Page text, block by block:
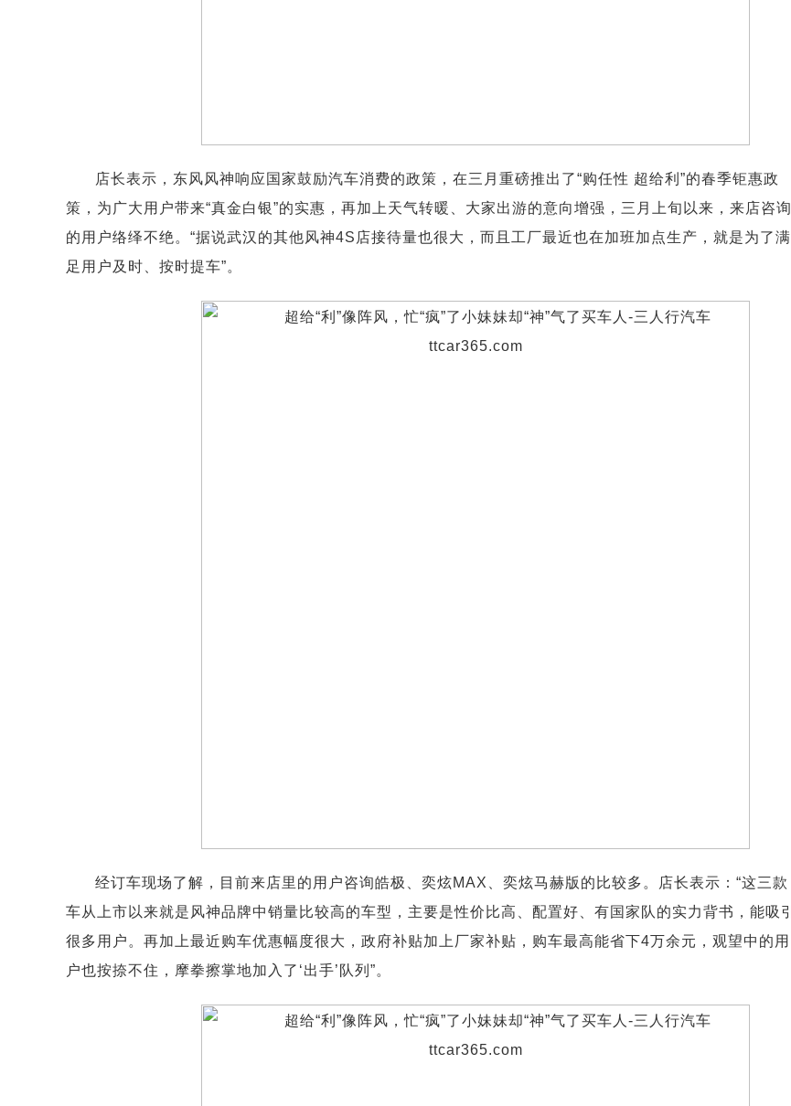
店长表示，东风风神响应国家鼓励汽车消费的政策，在三月重磅推出了“购任性 超给利”的春季钜惠政
策，为广大用户带来“真金白银”的实惠，再加上天气转暖、大家出游的意向增强，三月上旬以来，来店咨询
的用户络绎不绝。“据说武汉的其他风神4S店接待量也很大，而且工厂最近也在加班加点生产，就是为了满
足用户及时、按时提车”。
经订车现场了解，目前来店里的用户咨询皓极、奕炫MAX、奕炫马赫版的比较多。店长表示：“这三款
车从上市以来就是风神品牌中销量比较高的车型，主要是性价比高、配置好、有国家队的实力背书，能吸引
很多用户。再加上最近购车优惠幅度很大，政府补贴加上厂家补贴，购车最高能省下4万余元，观望中的用
户也按捺不住，摩拳擦掌地加入了‘出手’队列”。